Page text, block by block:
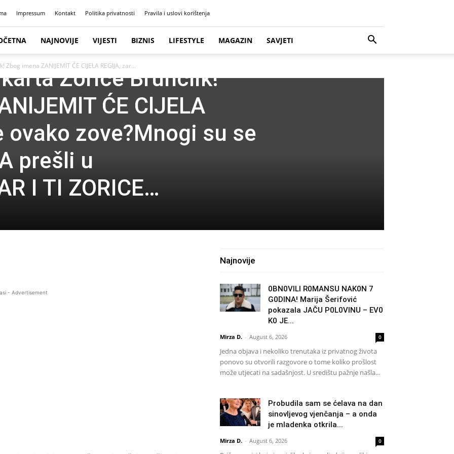
Impressum Kontakt Politika privatnosti Pravila i uslovi korištenja
NAJNOVIJE VIJESTI BIZNIS LIFESTYLE MAGAZIN SAVJETI
imena ZANlJEMlT ĆE ClJELA REGlJA, zar...
Zorice Brunclik!
ĆE ClJELA
ovako zove?Mnogi su se
prešli u
I TI ZORICE…
- Advertisement
Najnovije
0BN0VlLl R0MANSU NAK0N 7
G0DlNA! Marija Šerifović
pokazala JAČU P0L0VINU – EV0
K0 JE...
Mirza D. - August 6, 2026 0
Jedna objava i nekoliko trenutaka iz privatnog života
ponovo su otvorili razgovore o tome koliko prošlost
može utjecati na sadašnjost. U središtu pažnje našla...
Probudila sam se ćelava na dan
sinovljevog vjenčanja – a onda
je mladenka otkrila...
Mirza D. - August 6, 2026 0